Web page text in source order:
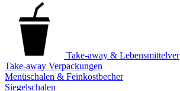
Take-away &
Take-away Verpackungen
Menüschalen & Feinkostbecher
Siegelschalen